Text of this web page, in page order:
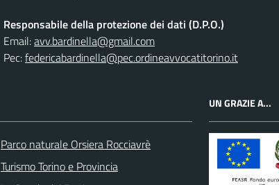
Responsabile della protezione dei dati (D.P.O.)
Email:avv.bardinella@gmail.com
Pec:federicabardinella@pec.ordineavvocatitorino.it
Parco naturale Orsiera Rocciavrè
Turismo Torino e Provincia
UN GRAZIE A...